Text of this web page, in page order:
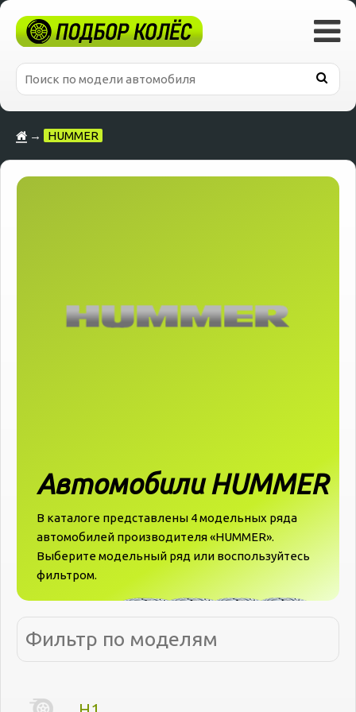
→ HUMMER
Автомобили HUMMER
В каталоге представлены 4 модельных ряда
автомобилей производителя «‎‎HUMMER».
Выберите модельный ряд или воспользуйтесь
фильтром.